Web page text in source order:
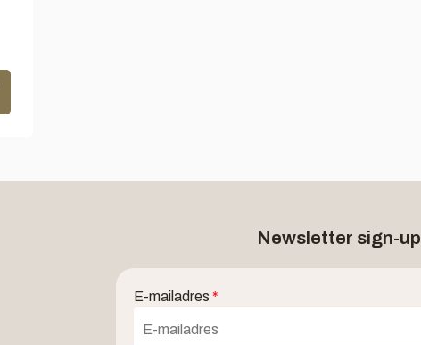
Newsletter sign-up
E-mailadres *